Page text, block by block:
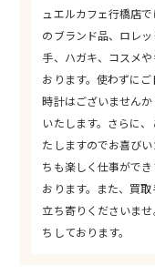
ュエルカフェ行橋店
のブランド品、ロレ
手、ハガキ、コスメ
おります。使わずにご
時計はございません
いたします。さらに
たしますのでお喜び
ちも楽しく仕事がで
おります。また、買
立ち寄りくださいま
ちしております。